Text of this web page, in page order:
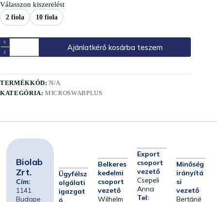
Válasszon kiszerelést
2 fiola 10 fiola
Ajánlatkérő kosárba teszem
TERMÉKKÓD:N/A
KATEGÓRIA:MICROSWABPLUS
Biolab
Zrt.
Cím:
1141
Budape
Ügyfélsz
olgálati
igazgat
Belkeres
kedelmi
csoport
vezető
Wilhelm
Export
csoport
vezető
Csepeli
Anna
Tel:
Minőség
irányítá
si
vezető
Bertáné